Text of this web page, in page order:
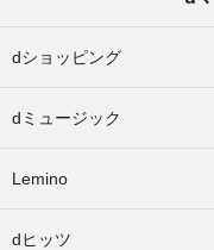
dショッピング
dミュージック
Lemino
dヒッツ